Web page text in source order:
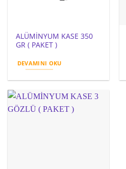
ALÜMİNYUM KASE 350
GR ( PAKET )
DEVAMINI OKU